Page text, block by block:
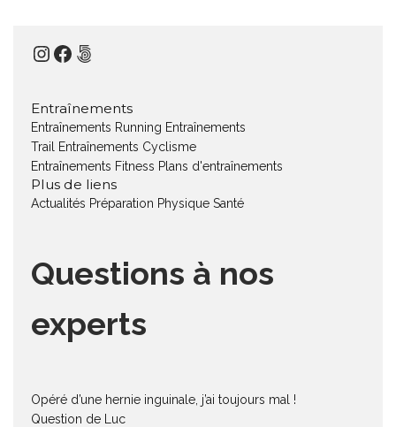
Instagram
Facebook
500px
Entraînements
Entraînements Running Entraînements
Trail
Entraînements Cyclisme
Entraînements Fitness Plans d'entraînements
Plus de liens
Actualités Préparation Physique Santé
Questions à nos
experts
Opéré d’une hernie inguinale, j’ai toujours mal !
Question de Luc